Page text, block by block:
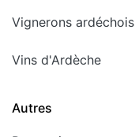
Vignerons ardéchois
Vins d'Ardèche
Autres